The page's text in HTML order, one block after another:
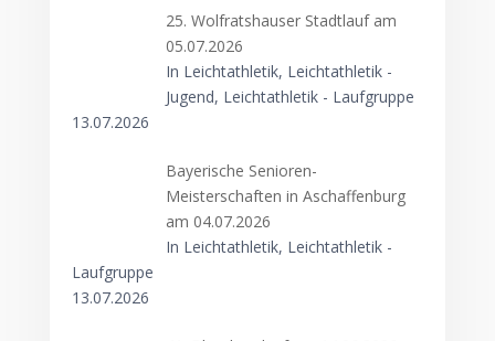
25. Wolfratshauser Stadtlauf am
05.07.2026
In Leichtathletik, Leichtathletik -
Jugend, Leichtathletik - Laufgruppe
13.07.2026
Bayerische Senioren-
Meisterschaften in Aschaffenburg
am 04.07.2026
In Leichtathletik, Leichtathletik -
Laufgruppe
13.07.2026